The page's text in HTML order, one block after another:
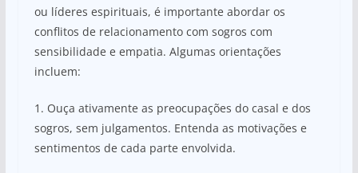
ou líderes espirituais, é importante abordar os
conflitos de relacionamento com sogros com
sensibilidade e empatia. Algumas orientações
incluem:
1. Ouça ativamente as preocupações do casal e dos
sogros, sem julgamentos. Entenda as motivações e
sentimentos de cada parte envolvida.